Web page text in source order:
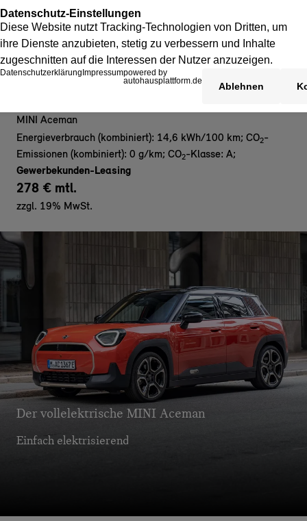
MINI Aceman
Energieverbrauch (kombiniert): 14,6 kWh/100 km; CO2-
Emissionen (kombiniert): 0 g/km; CO2-Klasse: A;
Gewerbekunden-Leasing
278 € mtl.
zzgl. 19% MwSt.
Der vollelektrische MINI Aceman
Einfach elektrisierend